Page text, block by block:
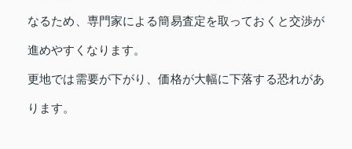
なるため、専門家による簡易査定を取っておくと交渉が
進めやすくなります。
更地では需要が下がり、価格が大幅に下落する恐れがあ
ります。